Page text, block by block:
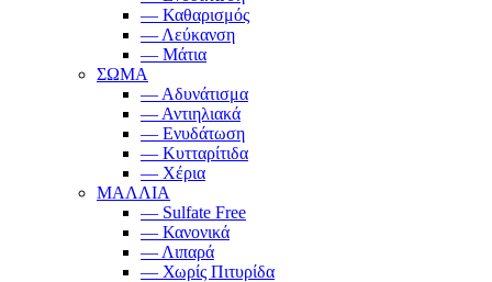
— Καθαρισμός
— Λεύκανση
— Μάτια
ΣΩΜΑ
— Αδυνάτισμα
— Αντιηλιακά
— Ενυδάτωση
— Κυτταρίτιδα
— Χέρια
ΜΑΛΛΙΑ
— Sulfate Free
— Κανονικά
— Λιπαρά
— Χωρίς Πιτυρίδα